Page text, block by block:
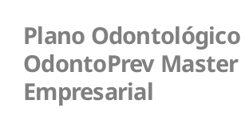
Plano Odontológico
OdontoPrev Master
Empresarial